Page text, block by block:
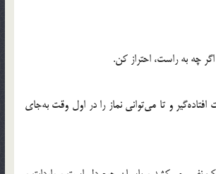
و تا مى‌توانى نماز را در اول وقت به‌جاى